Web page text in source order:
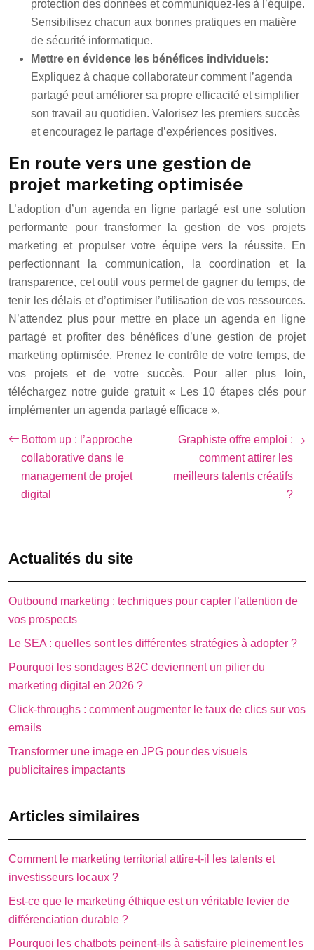
protection des données et communiquez-les à l’équipe.
Sensibilisez chacun aux bonnes pratiques en matière
de sécurité informatique.
Mettre en évidence les bénéfices individuels:
Expliquez à chaque collaborateur comment l’agenda
partagé peut améliorer sa propre efficacité et simplifier
son travail au quotidien. Valorisez les premiers succès
et encouragez le partage d’expériences positives.
En route vers une gestion de
projet marketing optimisée
L’adoption d’un agenda en ligne partagé est une solution
performante pour transformer la gestion de vos projets
marketing et propulser votre équipe vers la réussite. En
perfectionnant la communication, la coordination et la
transparence, cet outil vous permet de gagner du temps, de
tenir les délais et d’optimiser l’utilisation de vos ressources.
N’attendez plus pour mettre en place un agenda en ligne
partagé et profiter des bénéfices d’une gestion de projet
marketing optimisée. Prenez le contrôle de votre temps, de
vos projets et de votre succès. Pour aller plus loin,
téléchargez notre guide gratuit « Les 10 étapes clés pour
implémenter un agenda partagé efficace ».
Bottom up : l’approche
collaborative dans le
management de projet
digital
Graphiste offre emploi :
comment attirer les
meilleurs talents créatifs
?
Actualités du site
Outbound marketing : techniques pour capter l’attention de
vos prospects
Le SEA : quelles sont les différentes stratégies à adopter ?
Pourquoi les sondages B2C deviennent un pilier du
marketing digital en 2026 ?
Click-throughs : comment augmenter le taux de clics sur vos
emails
Transformer une image en JPG pour des visuels
publicitaires impactants
Articles similaires
Comment le marketing territorial attire-t-il les talents et
investisseurs locaux ?
Est-ce que le marketing éthique est un véritable levier de
différenciation durable ?
Pourquoi les chatbots peinent-ils à satisfaire pleinement les